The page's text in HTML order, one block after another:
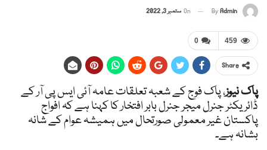
ByAdmin
On ستمبر 3, 2022
0 459
Share
پاک نیوز، پاک فوج کے شعبہ تعلقات عامہ آئی ایس پی آر کے
ڈائریکٹر جنرل میجر جنرل بابر افتخار کا کہنا ہے کہ افواج
پاکستان غیر معمولی صورتحال میں ہمیشہ عوام کے شانہ
بشانہ ہے۔